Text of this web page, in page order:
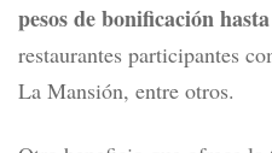
pesos de bonificación
restaurantes participantes
La Mansión, entre otros.